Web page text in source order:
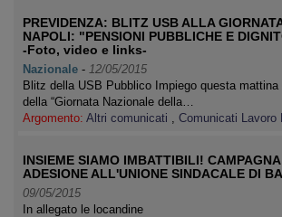
PREVIDENZA: BLITZ USB ALLA
NAPOLI: "PENSIONI PUBBLICHE E
-Foto, video e links-
Nazionale - 12/05/2015
Blitz della USB Pubblico Impiego questa
della “Giornata Nazionale della…
Argomento: Altri comunicati , Comunicati Lavoro
INSIEME SIAMO IMBATTIBILI!
ADESIONE ALL'UNIONE SINDACALE DI
09/05/2015
In allegato le locandine